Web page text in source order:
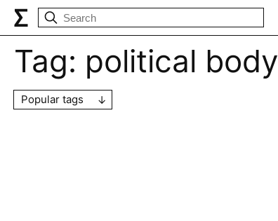
Tag: political body
Popular tags